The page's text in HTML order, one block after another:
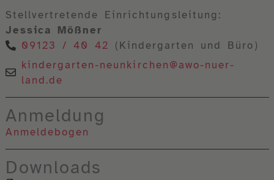
Stellvertretende Einrichtungsleitung:
Jessica Mößner
09123 / 40 42 (Kindergarten und Büro)
kindergarten-neunkirchen@awo-nuer-
land.de
Anmeldung
Anmeldebogen
Downloads